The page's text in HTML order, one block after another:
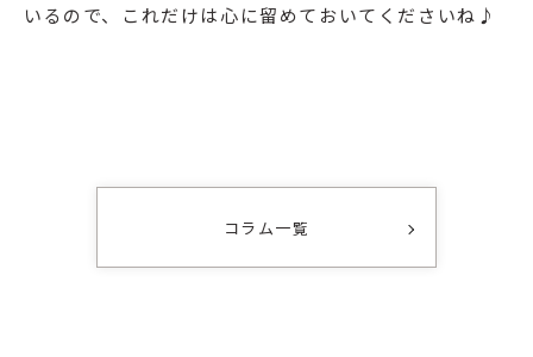
いるので、これだけは心に留めておいてくださいね♪
コラム一覧